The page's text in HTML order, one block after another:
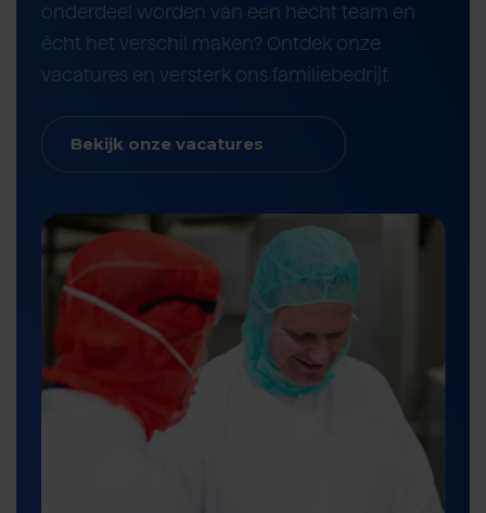
onderdeel worden van een hecht team en
écht het verschil maken? Ontdek onze
vacatures en versterk ons familiebedrijf.
Bekijk onze vacatures